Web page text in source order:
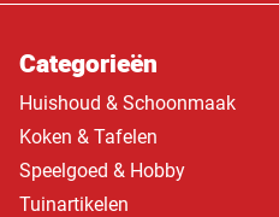
Categorieën
Huishoud & Schoonmaak
Koken & Tafelen
Speelgoed & Hobby
Tuinartikelen